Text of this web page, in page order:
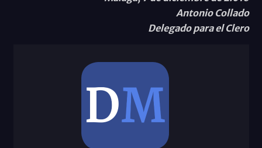
Antonio Collado
Delegado para el Clero